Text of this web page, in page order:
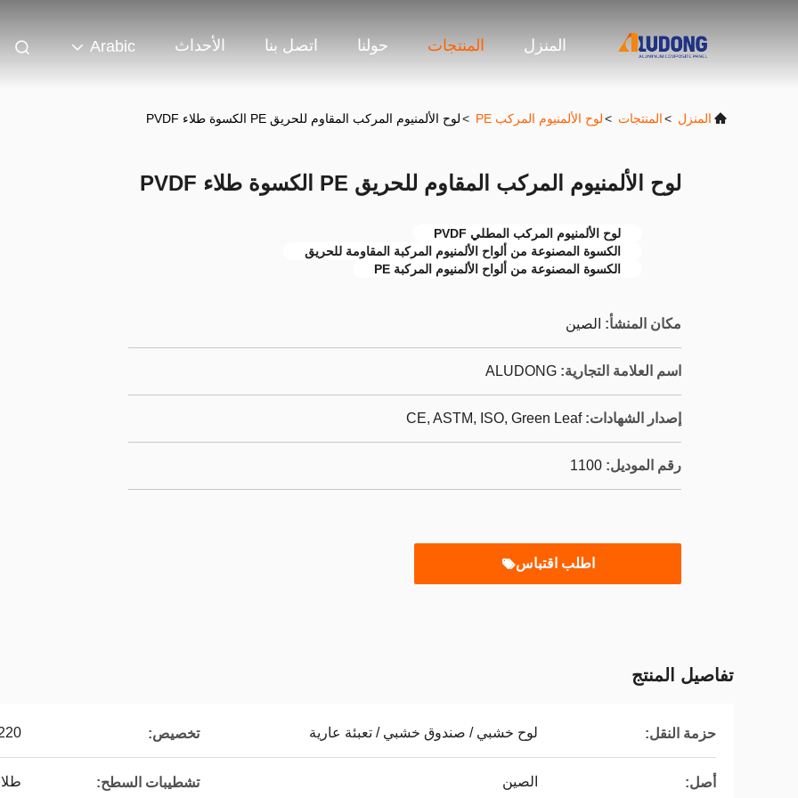
المنزل المنتجات حولنا اتصل بنا الأحداث Arabic
المنزل >المنتجات >لوح الألمنيوم المركب PE >لوح الألمنيوم المركب المقاوم للحريق PE الكسوة طلاء PVDF
لوح الألمنيوم المركب المقاوم للحريق PE الكسوة طلاء PVDF
لوح الألمنيوم المركب المطلي PVDF
الكسوة المصنوعة من ألواح الألمنيوم المركبة المقاومة للحريق
الكسوة المصنوعة من ألواح الألمنيوم المركبة PE
مكان المنشأ: الصين
اسم العلامة التجارية: ALUDONG
إصدار الشهادات: CE, ASTM, ISO, Green Leaf
رقم الموديل: 1100
اطلب اقتباس
تفاصيل المنتج
حزمة النقل: لوح خشبي / صندوق خشبي / تعبئة عارية تخصيص: 1220 *
أصل: الصين تشطيبات السطح: